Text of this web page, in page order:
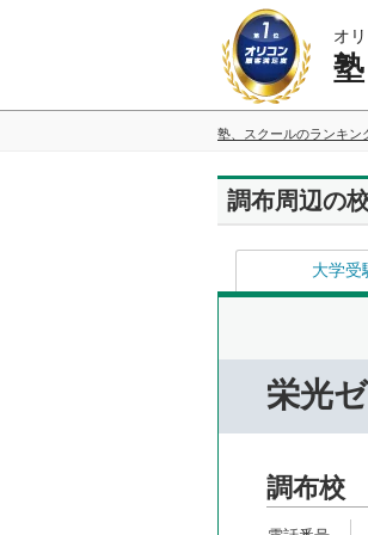
オ
塾、スクールのランキン
調布周辺の
大学受
栄光
調布校